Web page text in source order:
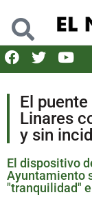
El
Linares
y sin
El dispositivo
Ayuntamiento
"tranquilidad"